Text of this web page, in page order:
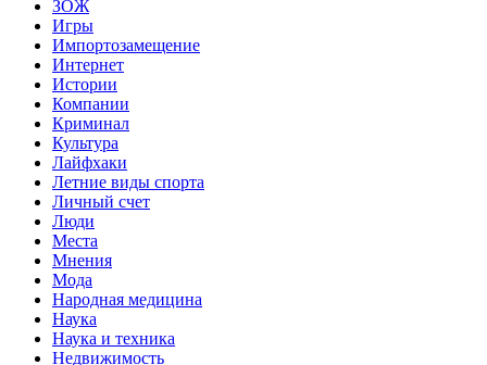
ЗОЖ
Игры
Импортозамещение
Интернет
Истории
Компании
Криминал
Культура
Лайфхаки
Летние виды спорта
Личный счет
Люди
Места
Мнения
Мода
Народная медицина
Наука
Наука и техника
Недвижимость